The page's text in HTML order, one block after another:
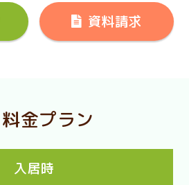
資料請求
料金プラン
入居時